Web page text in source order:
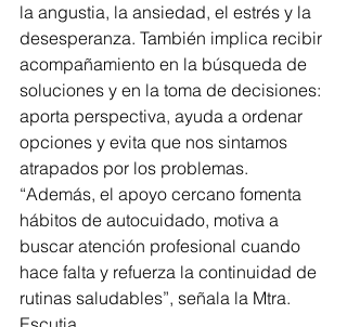
la angustia, la ansiedad, el estrés y la
desesperanza. También implica recibir
acompañamiento en la búsqueda de
soluciones y en la toma de decisiones:
aporta perspectiva, ayuda a ordenar
opciones y evita que nos sintamos
atrapados por los problemas.
“Además, el apoyo cercano fomenta
hábitos de autocuidado, motiva a
buscar atención profesional cuando
hace falta y refuerza la continuidad de
rutinas saludables”, señala la Mtra.